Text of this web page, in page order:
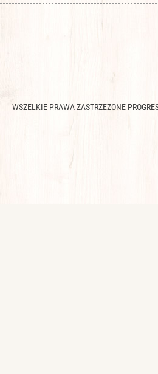
WSZELKIE PRAWA ZASTRZEŻONE